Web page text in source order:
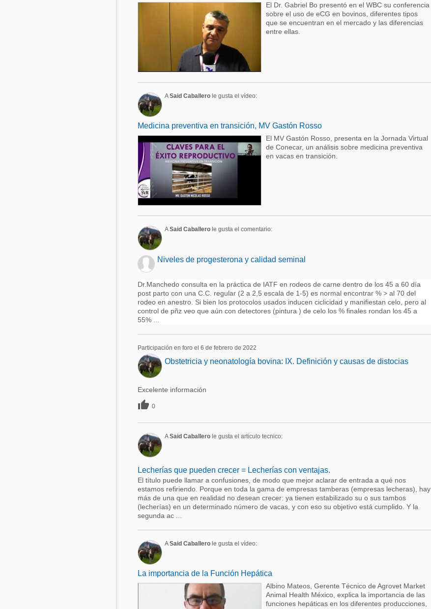
El Dr. Gabriel Bo presentó en el WBC su conferencia
sobre el uso de eCG en bovinos, diferentes tipos
que se encuentran en el mercado y las diferencias
entre ellas.
ASaid Caballerole gusta el vídeo:
Medicina preventiva en transición, MV Gastón Rosso
El MV Gastón Rosso, presenta en la Jornada Virtual
de Conecar, un análisis sobre medicina preventiva
en vacas en transición.
ASaid Caballerole gusta el comentario:
Niveles de progesterona y calidad seminal
Dr.Manchedo consulta en la práctica de IATF en rodeos de carne dentro de los 45 a 60 día
post parto con una C.C. regular (2 a 2,5 escala de 1-5) es normal encontrar % > al 70 del
rodeo en anestro. Si bien los protocolos usados inducen ciclicidad y manifiestan celo, pero al
control de pñz veo que aún con detectores (pintura ) de celo los % finales rondan los 45 a
55% ...
Participación en foro el 6 de febrero de 2022
Obstetricia y neonatología bovina: IX. Definición y causas de distocias
Excelente información
 0
ASaid Caballerole gusta el articulo tecnico:
Lecherías que pueden crecer = Lecherías con ventajas.
El título puede llamar a confusiones, de modo que mejor aclarar de entrada a qué nos
estamos refiriendo. Porque en toda la gama de empresas tamberas (empresas lecheras), hay
más de una que en realidad no desean crecer: ya tienen estabilizado su o sus tambos
(lecherías) en un determinado número de vacas, y con eso su objetivo está cumplido. Y la
segunda ac ...
ASaid Caballerole gusta el vídeo:
La importancia de la Función Hepática
Albino Mateos, Gerente Técnico de Agrovet Market
Animal Health México, explica la importancia de las
funciones hepáticas en los diferentes producciones,